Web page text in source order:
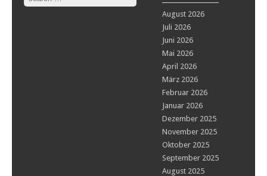
August 2026
Juli 2026
Juni 2026
Mai 2026
April 2026
März 2026
Februar 2026
Januar 2026
Dezember 2025
November 2025
Oktober 2025
September 2025
August 2025